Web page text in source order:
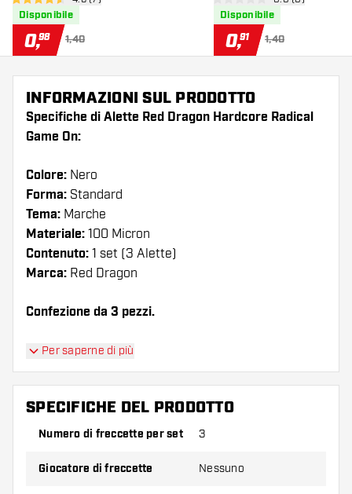
4.6 stelle di valutazione
Disponibile
0,98 1,40
0 stelle di valutazione
Disponibile
0,91 1,40
INFORMAZIONI SUL PRODOTTO
Specifiche di Alette Red Dragon Hardcore Radical
Game On:
Colore: Nero
Forma: Standard
Tema: Marche
Materiale: 100 Micron
Contenuto: 1 set (3 Alette)
Marca: Red Dragon
Confezione da 3 pezzi.
Suggerimento di Dartshopper!
Assicuratevi di avere a portata di mano un gran
numero di alette e di astine. Questi possono
Provate una forma, un materiale o uno
Per saperne di più
SPECIFICHE DEL PRODOTTO
Numero di freccette per set 3
Giocatore di freccette Nessuno